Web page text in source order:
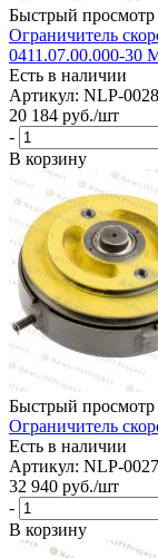
Быстрый просмотр
Ограничитель
0411.07.00.000-30
Есть в наличии
Артикул: NLP-
20 184 руб./шт
-
В корзину
Быстрый просмотр
Ограничитель
Есть в наличии
Артикул: NLP-
32 940 руб./шт
-
В корзину